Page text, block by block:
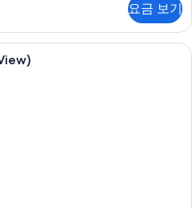
요금 보기
이탈리아 프레떼 시트, 고급 침구, 필로